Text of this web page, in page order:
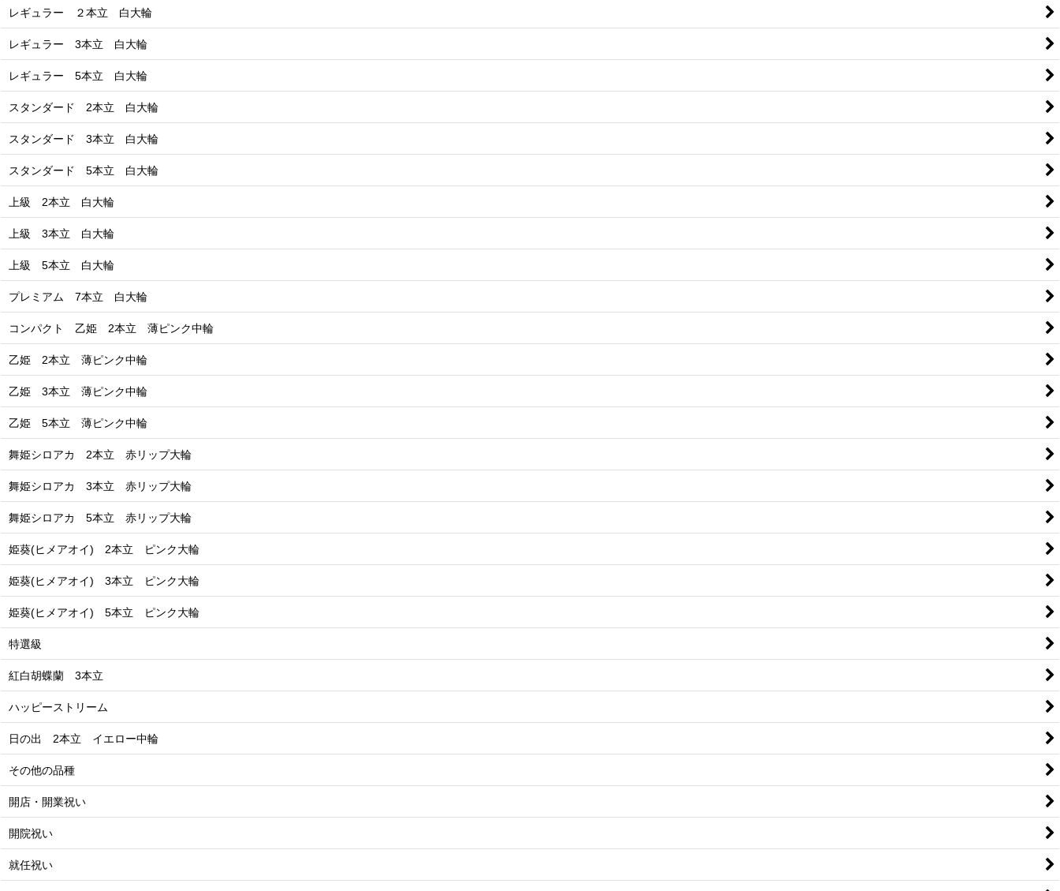
レギュラー ２本立 白大輪
レギュラー 3本立 白大輪
レギュラー 5本立 白大輪
スタンダード 2本立 白大輪
スタンダード 3本立 白大輪
スタンダード 5本立 白大輪
上級 2本立 白大輪
上級 3本立 白大輪
上級 5本立 白大輪
プレミアム 7本立 白大輪
コンパクト 乙姫 2本立 薄ピンク中輪
乙姫 2本立 薄ピンク中輪
乙姫 3本立 薄ピンク中輪
乙姫 5本立 薄ピンク中輪
舞姫シロアカ 2本立 赤リップ大輪
舞姫シロアカ 3本立 赤リップ大輪
舞姫シロアカ 5本立 赤リップ大輪
姫葵(ヒメアオイ) 2本立 ピンク大輪
姫葵(ヒメアオイ) 3本立 ピンク大輪
姫葵(ヒメアオイ) 5本立 ピンク大輪
特選級
紅白胡蝶蘭 3本立
ハッピーストリーム
日の出 2本立 イエロー中輪
その他の品種
開店・開業祝い
開院祝い
就任祝い